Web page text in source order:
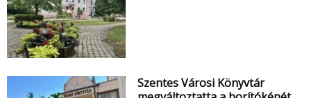
Szentes Városi Könyvtár